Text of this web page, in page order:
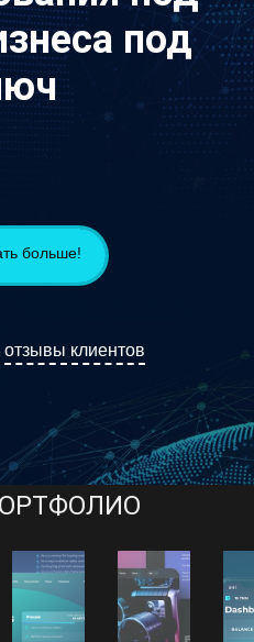
под
больше!
отзывы клиентов